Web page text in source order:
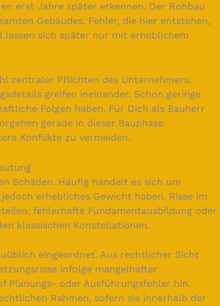
erst Jahre später erkennen. Der Rohbau
Gebäudes. Fehler, die hier entstehen,
lassen sich später nur mit erheblichem
zentraler Pflichten des Unternehmers.
greifen ineinander. Schon geringe
Folgen haben. Für Dich als Bauherr
gerade in dieser Bauphase
Konflikte zu vermeiden.
Schäden. Häufig handelt es sich um
erhebliches Gewicht haben. Risse im
fehlerhafte Fundamentausbildung oder
klassischen Konstellationen.
eingeordnet. Aus rechtlicher Sicht
infolge mangelhafter
Planungs- oder Ausführungsfehler hin.
Rahmen, sofern sie innerhalb der